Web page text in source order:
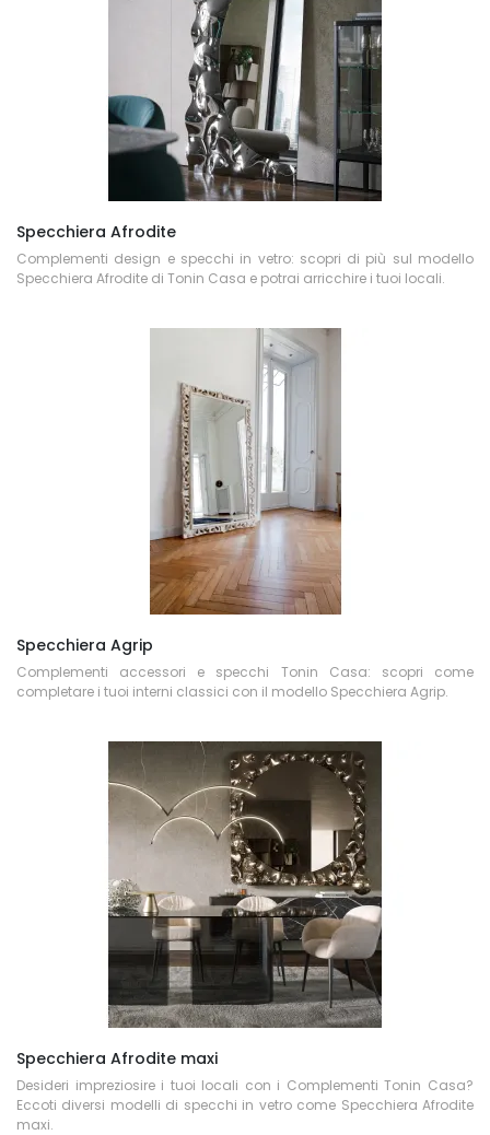
Specchiera Afrodite
Complementi design e specchi in vetro: scopri di più sul modello
Specchiera Afrodite di Tonin Casa e potrai arricchire i tuoi locali.
Specchiera Agrip
Complementi accessori e specchi Tonin Casa: scopri come
completare i tuoi interni classici con il modello Specchiera Agrip.
Specchiera Afrodite maxi
Desideri impreziosire i tuoi locali con i Complementi Tonin Casa?
Eccoti diversi modelli di specchi in vetro come Specchiera Afrodite
maxi.